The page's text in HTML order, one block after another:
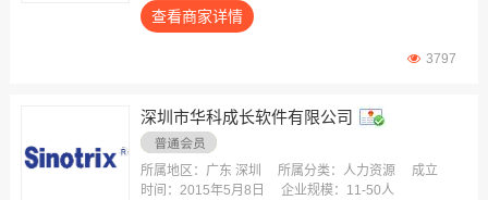
查看商家详情
3797
深圳市华科成长软件有限公司
所属地区：广东 深圳 所属分类：人力资源
成立
时间：2015年5月8日
企业规模：11-50人